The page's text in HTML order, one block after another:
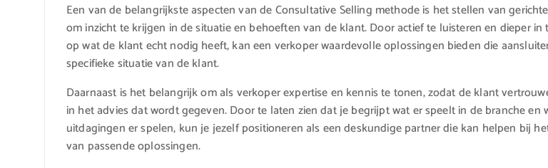
Een van de belangrijkste aspecten van de Consultative Selling methode is het stellen van
om inzicht te krijgen in de situatie en behoeften van de klant. Door actief te luisteren en dieper in
op wat de klant echt nodig heeft, kan een verkoper waardevolle oplossingen bieden die
specifieke situatie van de klant.
Daarnaast is het belangrijk om als verkoper expertise en kennis te tonen, zodat de klant
in het advies dat wordt gegeven. Door te laten zien dat je begrijpt wat er speelt in de branche en
uitdagingen er spelen, kun je jezelf positioneren als een deskundige partner die kan helpen bij
van passende oplossingen.